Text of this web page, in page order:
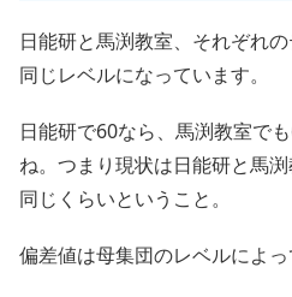
日能研と馬渕教室、それぞれ
同じレベルになっています。
日能研で60なら、馬渕教室で
ね。つまり現状は日能研と馬
同じくらいということ。
偏差値は母集団のレベルによっ